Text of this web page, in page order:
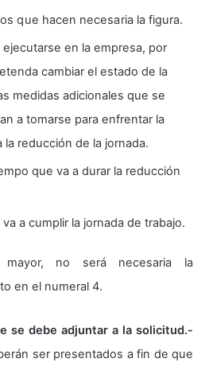
que hacen necesaria la figura.
ejecutarse en la empresa, por
cambiar el estado de la
medidas adicionales que se
a tomarse para enfrentar la
reducción de la jornada.
que va a durar la reducción
a cumplir la jornada de trabajo.
no será necesaria la
en el numeral 4.
se debe adjuntar a la solicitud.-
ser presentados a fin de que